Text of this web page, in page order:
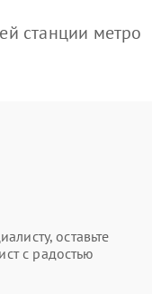
станции метро
оставьте
с радостью